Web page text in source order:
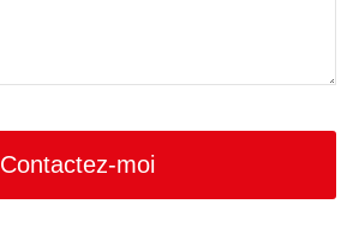
Contactez-moi